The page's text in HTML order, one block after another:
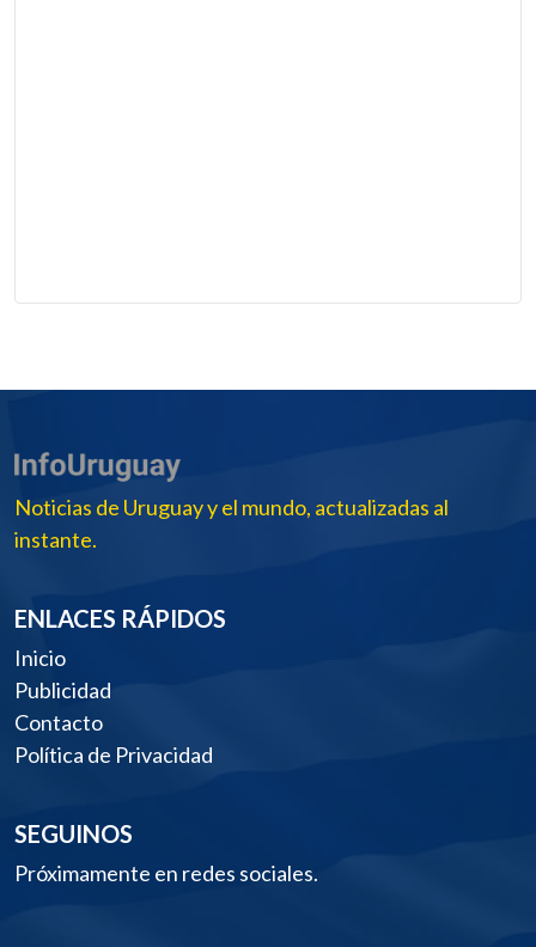
Noticias de Uruguay y el mundo, actualizadas al
instante.
ENLACES RÁPIDOS
Inicio
Publicidad
Contacto
Política de Privacidad
SEGUINOS
Próximamente en redes sociales.